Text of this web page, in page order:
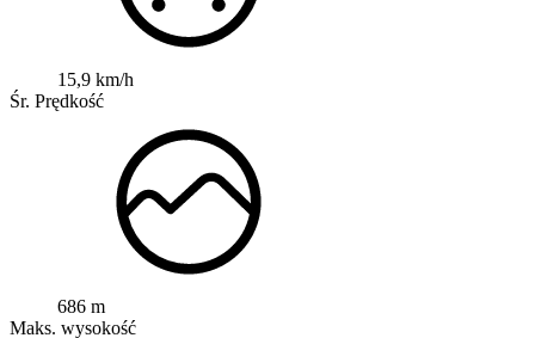
15,9 km/h
Śr. Prędkość
686 m
Maks. wysokość